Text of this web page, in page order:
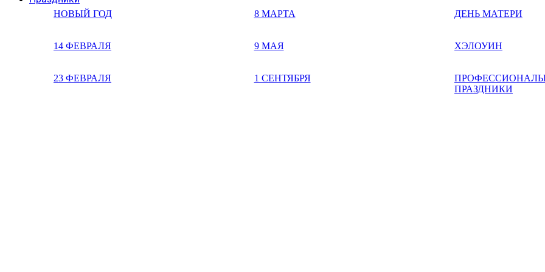
НОВЫЙ ГОД
14 ФЕВРАЛЯ
23 ФЕВРАЛЯ
8 МАРТА
9 МАЯ
1 СЕНТЯБРЯ
ДЕНЬ МАТЕРИ
ХЭЛОУИН
ПРАЗДНИКИ